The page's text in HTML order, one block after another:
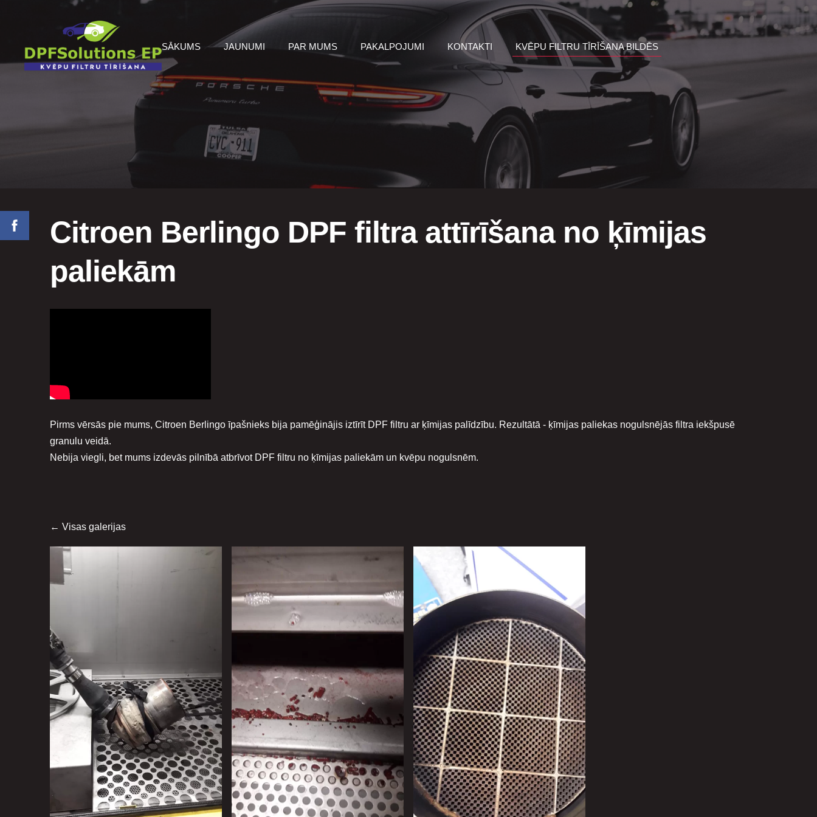
SĀKUMS JAUNUMI PAR MUMS PAKALPOJUMI KONTAKTI KVĒPU FILTRU TĪRĪŠANA BILDĒS
Citroen Berlingo DPF filtra attīrīšana no ķīmijas
paliekām
Pirms vērsās pie mums, Citroen Berlingo īpašnieks bija pamēģinājis iztīrīt DPF filtru ar ķīmijas palīdzību. Rezultātā - ķīmijas paliekas nogulsnējās filtra iekšpusē
granulu veidā.
Nebija viegli, bet mums izdevās pilnībā atbrīvot DPF filtru no ķīmijas paliekām un kvēpu nogulsnēm.
Visas galerijas